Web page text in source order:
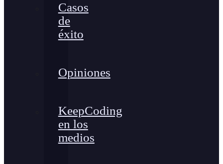
Casos
de
éxito
Opiniones
KeepCoding
en los
medios